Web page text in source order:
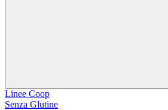
Linee Coop
Senza Glutine